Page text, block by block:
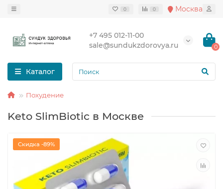
0 0 Москва
+7 495 012-11-00
sale@sundukzdorovya.ru
0
Каталог
Похудение
Keto SlimBiotic в Москве
Скидка -89%